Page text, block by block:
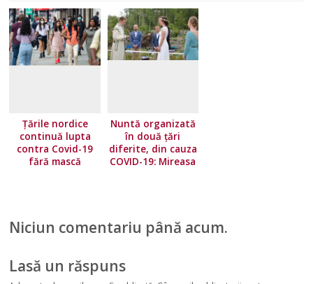
Țările nordice
continuă lupta
contra Covid-19
fără mască
Nuntă organizată
în două țări
diferite, din cauza
COVID-19: Mireasa
Niciun comentariu până acum.
Lasă un răspuns